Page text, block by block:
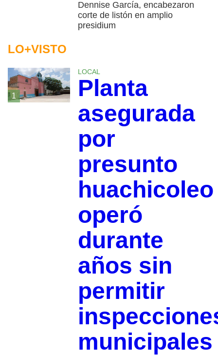
Dennise García, encabezaron
corte de listón en amplio
presidium
LO+VISTO
1
LOCAL
Planta
asegurada
por
presunto
huachicoleo
operó
durante
años sin
permitir
municipales